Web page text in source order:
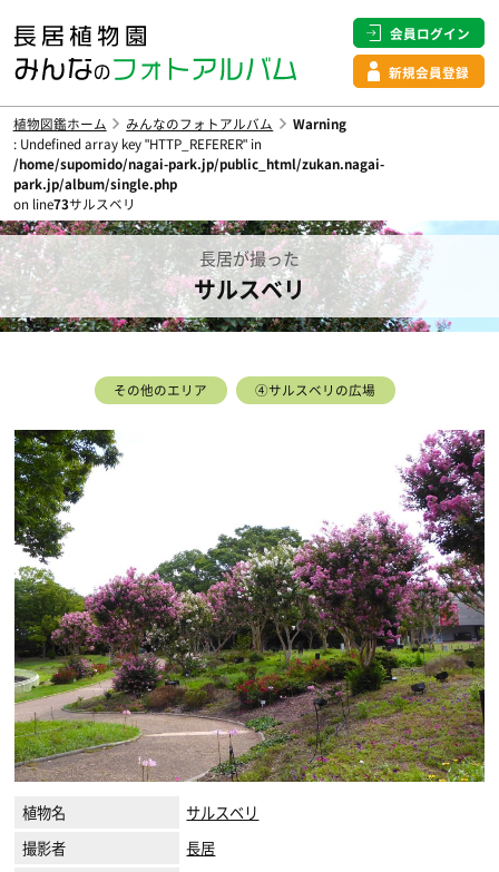
会員ログイン
新規会員登録
植物図鑑ホーム みんなのフォトアルバム
Warning
: Undefined array key "HTTP_REFERER" in
/home/supomido/nagai-park.jp/public_html/zukan.nagai-
park.jp/album/single.php
on line73サルスベリ
長居が撮った
サルスベリ
その他のエリア ④サルスベリの広場
植物名
サルスベリ
撮影者
長居